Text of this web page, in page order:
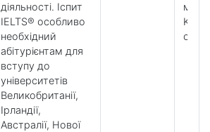
діяльності. Іспит
IELTS® особливо
необхідний
абітурієнтам для
вступу до
університетів
Великобританії,
Ірландії,
Австралії, Нової
K+
clubs